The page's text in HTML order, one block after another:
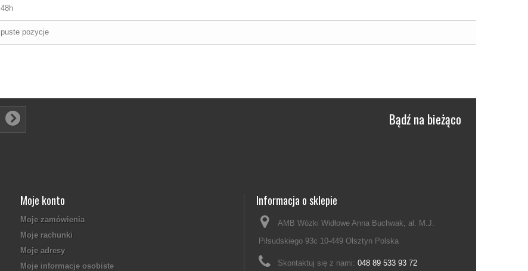
48h
puste pozycje
Bądź na bieżąco
Moje konto
Moje zamówienia
Moje rachunki
Moje adresy
Moje informacje osobiste
Informacja o sklepie
AMB Wózki Widłowe Anna Buchwak, al. M.J.
Piłsudskiego 93c 10-449 Olsztyn Polska
Skontaktuj się z nami: 048 89 533 93 72